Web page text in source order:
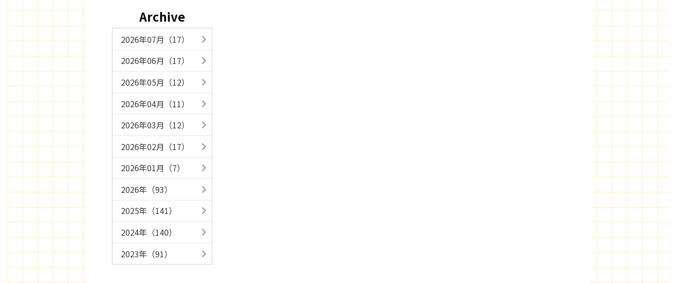
Archive
2026年07月（17）
2026年06月（17）
2026年05月（12）
2026年04月（11）
2026年03月（12）
2026年02月（17）
2026年01月（7）
2026年（93）
2025年（141）
2024年（140）
2023年（91）